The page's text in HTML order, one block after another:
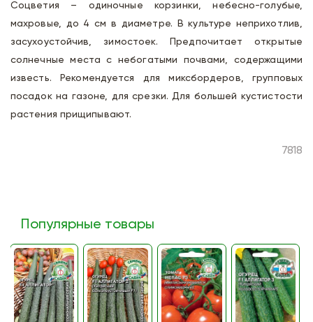
Соцветия – одиночные корзинки, небесно-голубые,
махровые, до 4 см в диаметре. В культуре неприхотлив,
засухоустойчив, зимостоек. Предпочитает открытые
солнечные места с небогатыми почвами, содержащими
известь. Рекомендуется для миксбордеров, групповых
посадок на газоне, для срезки. Для большей кустистости
растения прищипывают.
7818
Популярные товары